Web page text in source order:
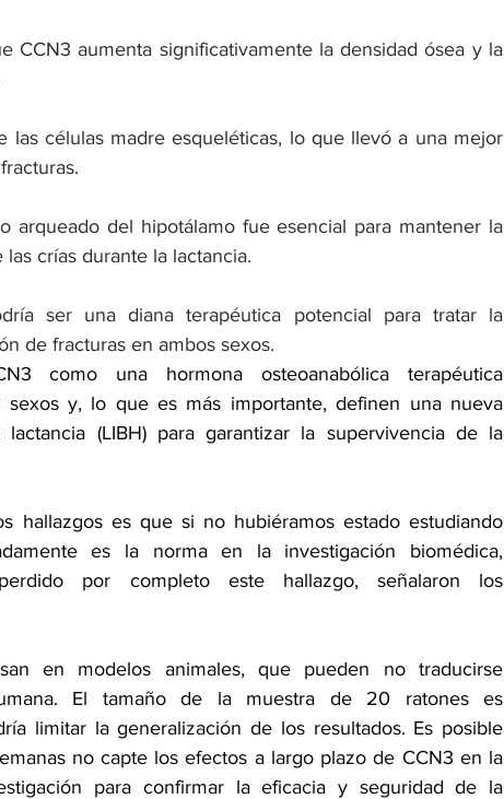
CCN3 aumenta significativamente la densidad ósea y la
las células madre esqueléticas, lo que llevó a una mejor
arqueado del hipotálamo fue esencial para mantener la
crías durante la lactancia.
ser una diana terapéutica potencial para tratar la
de fracturas en ambos sexos.
como una hormona osteoanabólica terapéutica
sexos y, lo que es más importante, definen una nueva
(LIBH) para garantizar la supervivencia de la
hallazgos es que si no hubiéramos estado estudiando
es la norma en la investigación biomédica,
por completo este hallazgo, señalaron los
en modelos animales, que pueden no traducirse
El tamaño de la muestra de 20 ratones es
limitar la generalización de los resultados. Es posible
no capte los efectos a largo plazo de CCN3 en la
para confirmar la eficacia y seguridad de la